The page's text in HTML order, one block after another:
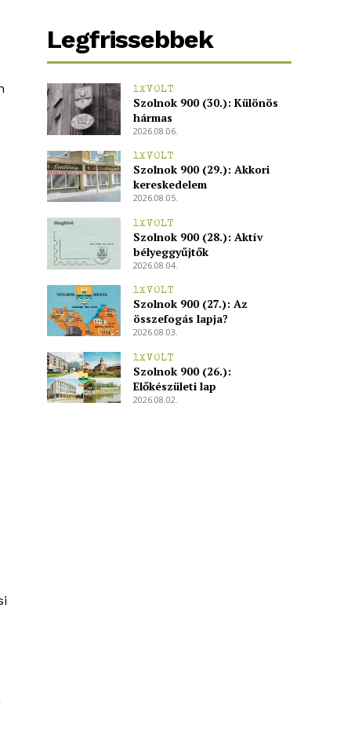
Legfrissebbek
1XVOLT
Szolnok 900 (30.): Különös
hármas
2026.08.06.
1XVOLT
Szolnok 900 (29.): Akkori
kereskedelem
2026.08.05.
1XVOLT
Szolnok 900 (28.): Aktív
bélyeggyűjtők
2026.08.04.
1XVOLT
Szolnok 900 (27.): Az
összefogás lapja?
2026.08.03.
1XVOLT
Szolnok 900 (26.):
Előkészületi lap
2026.08.02.